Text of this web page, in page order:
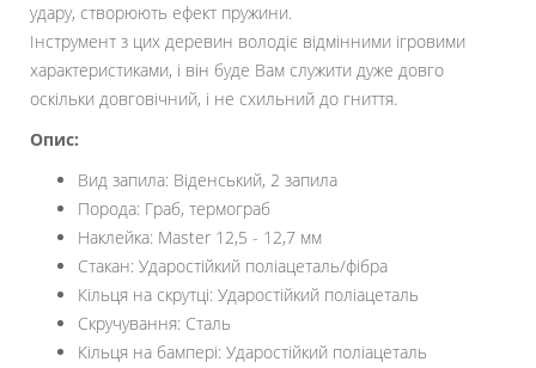
удару, створюють ефект пружини.
Інструмент з цих деревин володіє відмінними ігровими
характеристиками, і він буде Вам служити дуже довго
оскільки довговічний, і не схильний до гниття.
Опис:
Вид запила: Віденський, 2 запила
Порода: Граб, термограб
Наклейка: Master 12,5 - 12,7 мм
Стакан: Ударостійкий поліацеталь/фібра
Кільця на скрутці: Ударостійкий поліацеталь
Скручування: Сталь
Кільця на бампері: Ударостійкий поліацеталь